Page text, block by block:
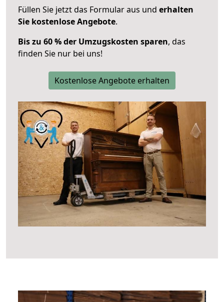
Füllen Sie jetzt das Formular aus und erhalten
Sie kostenlose Angebote.
Bis zu 60 % der Umzugskosten sparen, das
finden Sie nur bei uns!
Kostenlose Angebote erhalten